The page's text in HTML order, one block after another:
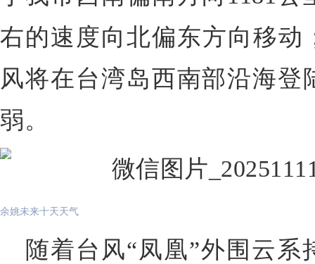
右的速度向北偏东方向移动
风将在台湾岛西南部沿海
弱。
余姚未来十天天气
随着台风“凤凰”外围云